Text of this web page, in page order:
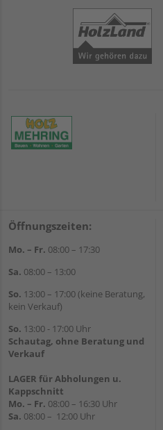
Öffnungszeiten:
Mo. – Fr. 08:00 – 17:30
Sa. 08:00 – 13:00
So. 13:00 – 17:00 (keine Beratung,
kein Verkauf)
So. 13:00 - 17:00 Uhr
Schautag, ohne Beratung und
Verkauf
LAGER für Abholungen u.
Kappschnitt
Mo. – Fr. 08:00 – 16:30 Uhr
Sa. 08:00 – 12:00 Uhr